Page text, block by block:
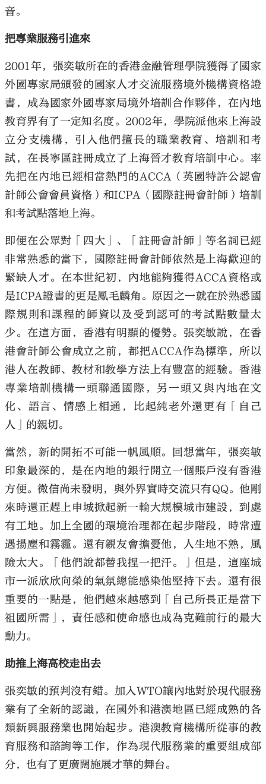
音。
把專業服務引進來
2001年，張奕敏所在的香港金融管理學院獲得了國家
外國專家局頒發的國家人才交流服務境外機構資格證
書，成為國家外國專家局境外培訓合作夥伴，在內地
教育界有了一定知名度。2002年，學院派他來上海設
立分支機構，引入他們擅長的職業教育、培訓和考
試，在長寧區註冊成立了上海晉才教育培訓中心。率
先把在內地已經相當熱門的ACCA（英國特許公認會
計師公會會員資格）和ICPA（國際註冊會計師）培訓
和考試點落地上海。
即便在公眾對「四大」、「註冊會計師」等名詞已經
非常熟悉的當下，國際註冊會計師依然是上海歡迎的
緊缺人才。在本世紀初，內地能夠獲得ACCA資格或
是ICPA證書的更是鳳毛麟角。原因之一就在於熟悉國
際規則和課程的師資以及受到認可的考試點數量太
少。在這方面，香港有明顯的優勢。張奕敏說，在香
港會計師公會成立之前，都把ACCA作為標準，所以
港人在教師、教材和教學方法上有豐富的經驗。香港
專業培訓機構一頭聯通國際，另一頭又與內地在文
化、語言、情感上相通，比起純老外還更有「自己
人」的親切。
當然，新的開拓不可能一帆風順。回想當年，張奕敏
印象最深的，是在內地的銀行開立一個賬戶沒有香港
方便。微信尚未發明，與外界實時交流只有QQ。他剛
來時還正趕上申城掀起新一輪大規模城市建設，到處
有工地。加上全國的環境治理都在起步階段，時常遭
遇揚塵和霧霾。還有親友會擔憂他，人生地不熟，風
險太大。「他們說都替我捏一把汗。」但是，這座城
市一派欣欣向榮的氣氛總能感染他堅持下去。還有很
重要的一點是，他們越來越感到「自己所長正是當下
祖國所需」，責任感和使命感也成為克難前行的最大
動力。
助推上海高校走出去
張奕敏的預判沒有錯。加入WTO讓內地對於現代服務
業有了全新的認識，在國外和港澳地區已經成熟的各
類新興服務業也開始起步。港澳教育機構所從事的教
育服務和諮詢等工作，作為現代服務業的重要組成部
分，也有了更廣闊施展才華的舞台。